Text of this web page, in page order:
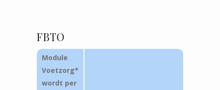
FBTO
Module
Voetzorg*
wordt per